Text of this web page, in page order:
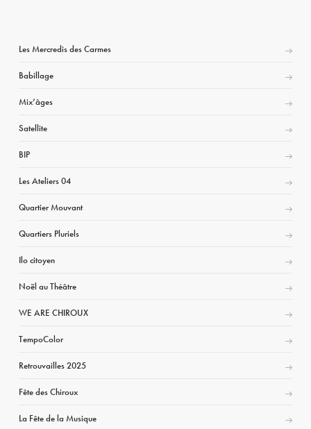
Les Mercredis des Carmes
Babillage
Mix’âges
Satellite
BIP
Les Ateliers 04
Quartier Mouvant
Quartiers Pluriels
Ilo citoyen
Noël au Théâtre
WE ARE CHIROUX
TempoColor
Retrouvailles 2025
Fête des Chiroux
La Fête de la Musique